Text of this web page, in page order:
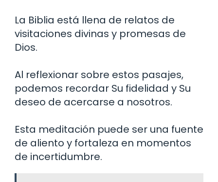
La Biblia está llena de relatos de
visitaciones divinas y promesas de
Dios.
Al reflexionar sobre estos pasajes,
podemos recordar Su fidelidad y Su
deseo de acercarse a nosotros.
Esta meditación puede ser una fuente
de aliento y fortaleza en momentos
de incertidumbre.